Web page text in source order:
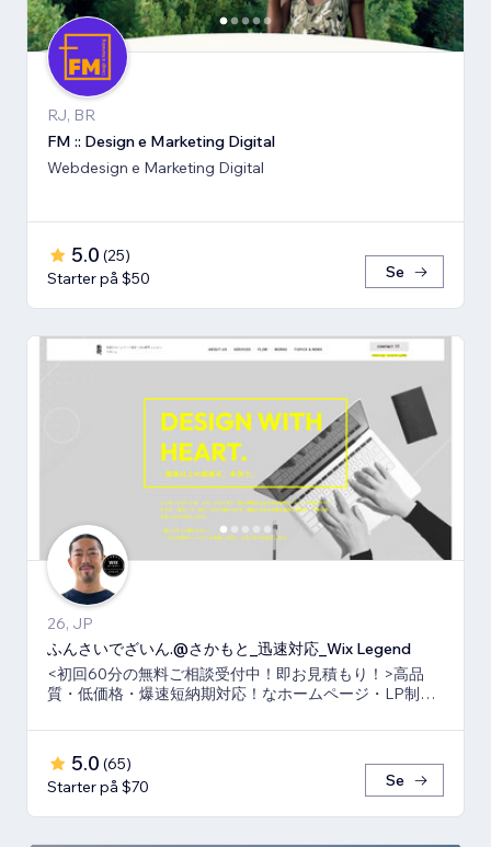
RJ, BR
FM :: Design e Marketing Digital
Webdesign e Marketing Digital
5.0 (25)
Starter på $50
Se
26, JP
ふんさいでざいん.@さかもと_迅速対応_Wix Legend
<初回60分の無料ご相談受付中！即お見積もり！>高品
質・低価格・爆速短納期対応！なホームページ・LP制作
5.0 (65)
Starter på $70
Se